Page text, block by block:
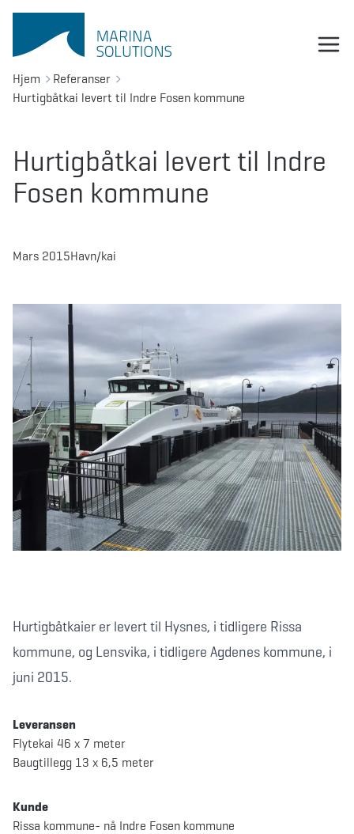
Hjem
Referanser
Hurtigbåtkai levert til Indre Fosen kommune
Hurtigbåtkai levert til Indre
Fosen kommune
Mars 2015Havn/kai
Hurtigbåtkaier er levert til Hysnes, i tidligere Rissa
kommune, og Lensvika, i tidligere Agdenes kommune, i
juni 2015.
Leveransen
Flytekai 46 x 7 meter
Baugtillegg 13 x 6,5 meter
Kunde
Rissa kommune- nå Indre Fosen kommune